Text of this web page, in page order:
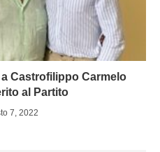
Castrofilippo Carmelo
al Partito
7, 2022